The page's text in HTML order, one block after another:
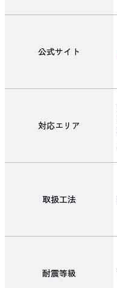
公式サイト
対応エリア
取扱工法
耐震等級